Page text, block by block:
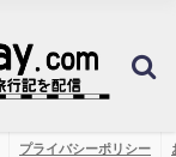
プライバシーポリシー